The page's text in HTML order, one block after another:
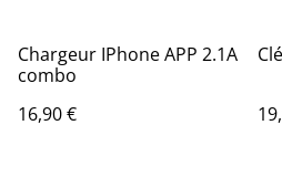
Chargeur IPhone APP 2.1A
combo
16,90 €